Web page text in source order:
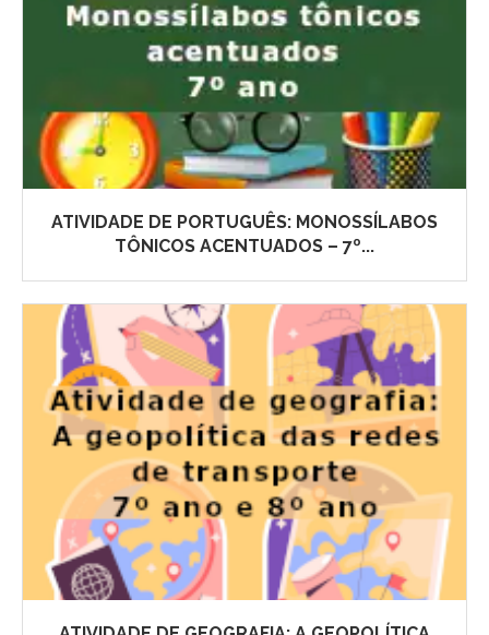
ATIVIDADE DE PORTUGUÊS: MONOSSÍLABOS
TÔNICOS ACENTUADOS – 7º...